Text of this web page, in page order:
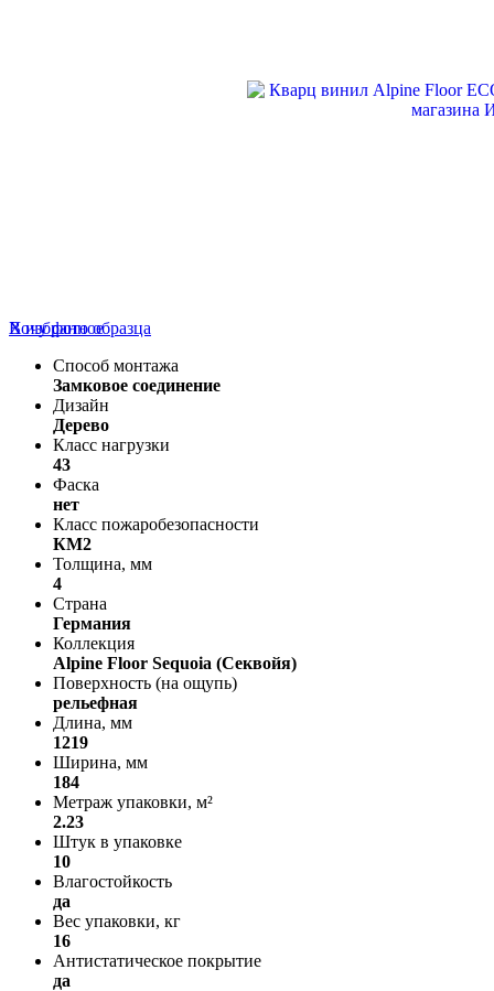
В избранное
Хочу фото образца
Способ монтажа
Замковое соединение
Дизайн
Дерево
Класс нагрузки
43
Фаска
нет
Класс пожаробезопасности
КМ2
Толщина, мм
4
Страна
Германия
Коллекция
Alpine Floor Sequoia (Секвойя)
Поверхность (на ощупь)
рельефная
Длина, мм
1219
Ширина, мм
184
Метраж упаковки, м²
2.23
Штук в упаковке
10
Влагостойкость
да
Вес упаковки, кг
16
Антистатическое покрытие
да